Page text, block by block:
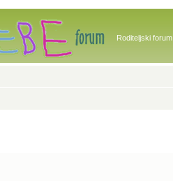
Roditeljski forum